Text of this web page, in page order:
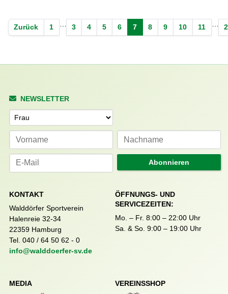
Zurück 1 3 4 5 6 7 8 9 10 11
NEWSLETTER
Anrede
Abonnieren
KONTAKT
Walddörfer Sportverein
Halenreie 32-34
22359 Hamburg
Tel. 040 / 64 50 62 - 0
info@walddoerfer-sv.de
ÖFFNUNGS- UND
SERVICEZEITEN:
Mo. – Fr. 8:00 – 22:00 Uhr
Sa. & So. 9:00 – 19:00 Uhr
MEDIA VEREINSSHOP